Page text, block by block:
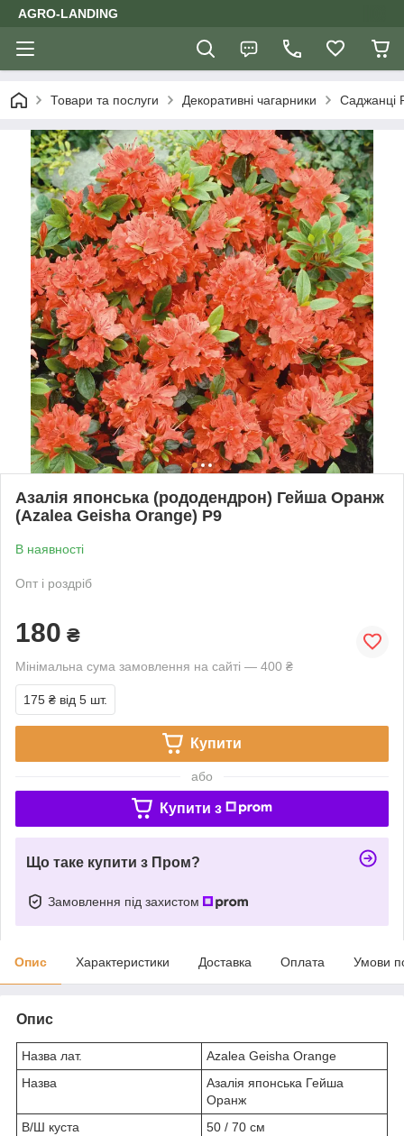
AGRO-LANDING
Товари та послуги Декоративні чагарники Саджанці
Азалія японська (рододендрон) Гейша Оранж
(Azalea Geisha Orange) Р9
В наявності
Опт і роздріб
180 ₴
Мінімальна сума замовлення на сайті — 400 ₴
175 ₴ від 5 шт.
Купити
або
Купити з
Що таке купити з Пром?
Замовлення під захистом
Опис Характеристики Доставка Оплата Умови
Опис
Назва лат.
Azalea Geisha Orange
Назва
Азалія японська Гейша
Оранж
В/Ш куста
50 / 70 см